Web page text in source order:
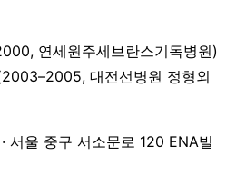
연세원주세브란스기독병원)
대전선병원 정형외
서울 중구 서소문로 120 ENA빌